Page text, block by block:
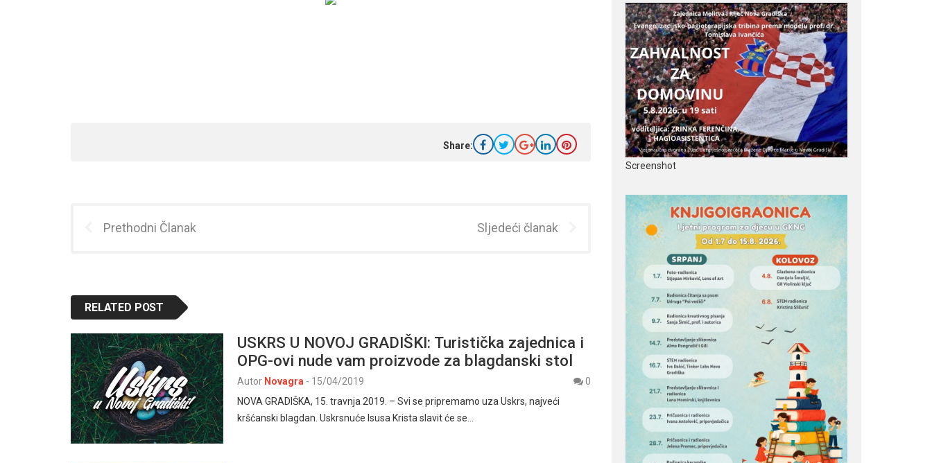
Share:
Prethodni Članak Sljedeći članak
RELATED POST
USKRS U NOVOJ GRADIŠKI: Turistička zajednica i
OPG-ovi nude vam proizvode za blagdanski stol
Autor Novagra - 15/04/2019
0
NOVA GRADIŠKA, 15. travnja 2019. – Svi se pripremamo uza Uskrs, najveći
kršćanski blagdan. Uskrsnuće Isusa Krista slavit će se…
Screenshot